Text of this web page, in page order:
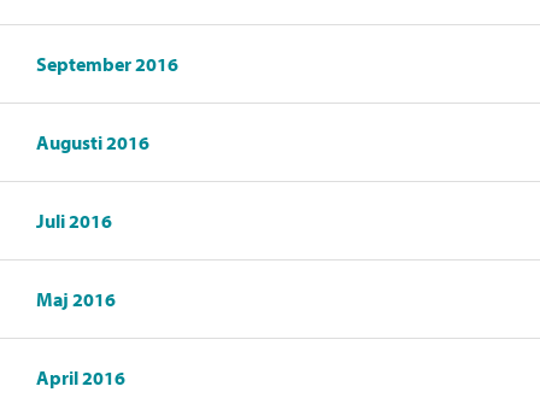
September 2016
Augusti 2016
Juli 2016
Maj 2016
April 2016